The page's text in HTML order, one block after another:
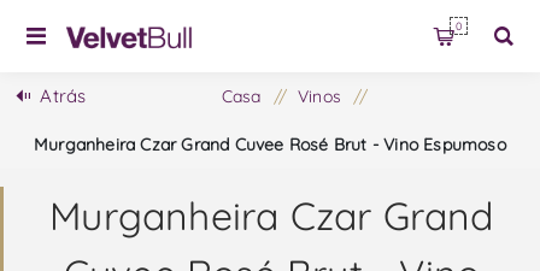
0
Atrás Casa / Vinos /
Murganheira Czar Grand Cuvee Rosé Brut - Vino Espumoso
Murganheira Czar Grand